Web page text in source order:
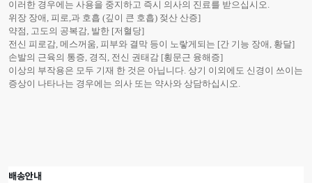
이러한 경우에는 사용을 중지하고 즉시 의사의 진료를 받으십시오.
위장 장애, 피로,과 호흡 (깊이 큰 호흡) 젖산 산증]
약점, 고도의 공복감, 발한 [저혈당]
전신 피로감, 메스꺼움, 피부와 결막 등이 노랗게되는 [간 기능 장애, 황달]
손발의 근육의 통증, 경직, 전신 권태감 [횡문근 융해증]
이상의 부작용은 모두 기재 한 것은 아닙니다. 상기 이외에도 신경이 쓰이는
증상이 나타나는 경우에는 의사 또는 약사와 상담하십시오.
배송안내